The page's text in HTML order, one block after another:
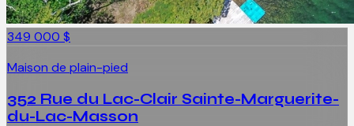
349 000 $
Maison de plain-pied
352 Rue du Lac-Clair Sainte-Marguerite-
du-Lac-Masson